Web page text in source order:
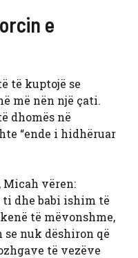
e
të kuptojë se
më nën një çati.
dhomës në
“ende i hidhëruar
Micah vëren:
ti dhe babi ishim të
të mëvonshme,
nuk dëshiron që
të vezëve